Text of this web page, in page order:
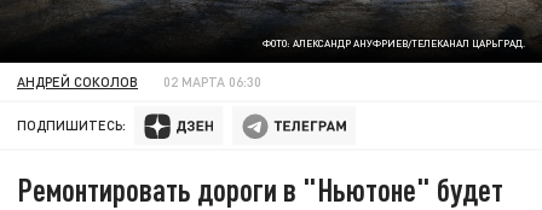
ФОТО: АЛЕКСАНДР АНУФРИЕВ/ТЕЛЕКАНАЛ ЦАРЬГРАД.
АНДРЕЙ СОКОЛОВ 02 МАРТА 06:30
ПОДПИШИТЕСЬ:
Ремонтировать дороги в "Ньютоне" будет